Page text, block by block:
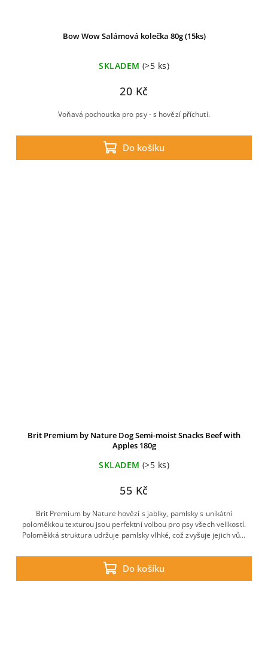
Bow Wow Salámová kolečka 80g (15ks)
SKLADEM (>5 ks)
20 Kč
Do košíku
Voňavá pochoutka pro psy - s hovězí příchutí.
Brit Premium by Nature Dog Semi-moist Snacks Beef with
Apples 180g
SKLADEM (>5 ks)
55 Kč
Do košíku
Brit Premium by Nature hovězí s jablky, pamlsky s unikátní
poloměkkou texturou jsou perfektní volbou pro psy všech velikostí.
Poloměkká struktura udržuje pamlsky vlhké, což zvyšuje jejich vůni